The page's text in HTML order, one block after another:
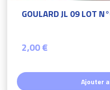
GOULARD JL 09 LOT
2,00 €
Ajouter